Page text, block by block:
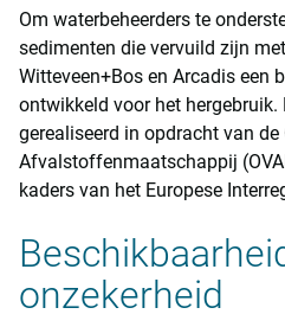
Om waterbeheerders te
sedimenten die vervuild zijn met
Witteveen+Bos en Arcadis een
ontwikkeld voor het hergebruik.
gerealiseerd in opdracht van
Afvalstoffenmaatschappij
kaders van het Europese
onzekerheid